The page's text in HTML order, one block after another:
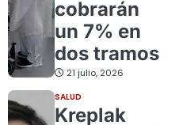
cobrarán
un 7% en
dos tramos
21 julio, 2026
SALUD
Kreplak